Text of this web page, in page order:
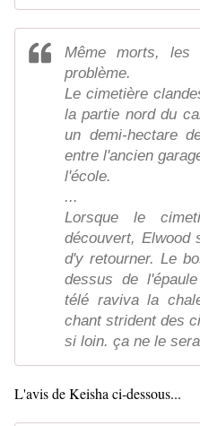
Même morts, les
problème.
Le cimetière
la partie nord du
un demi-hectare
entre l'ancien
l'école.
...
Lorsque le
découvert, Elwood
d'y retourner. Le
dessus de
télé raviva la
chant strident des
si loin. ça ne le
L'avis de Keisha ci-dessous...